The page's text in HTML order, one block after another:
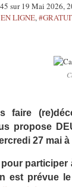
sur 19 Mai 2026,
LIGNE,
faire
propose
27 mai à
pour
est prévue